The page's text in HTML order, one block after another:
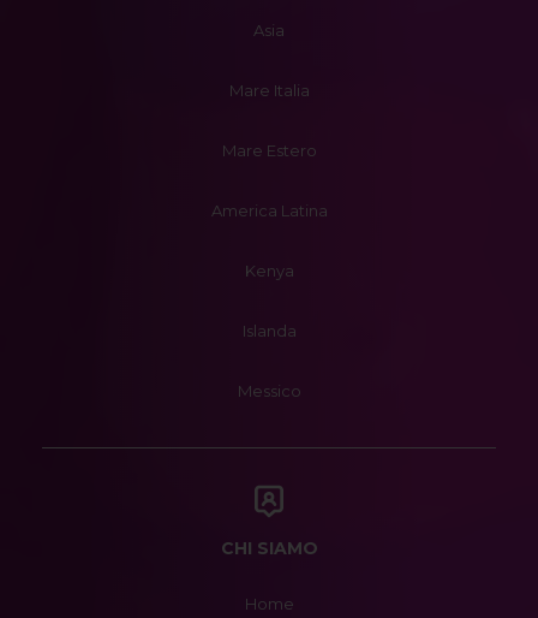
Asia
Mare Italia
Mare Estero
America Latina
Kenya
Islanda
Messico
CHI SIAMO
Home